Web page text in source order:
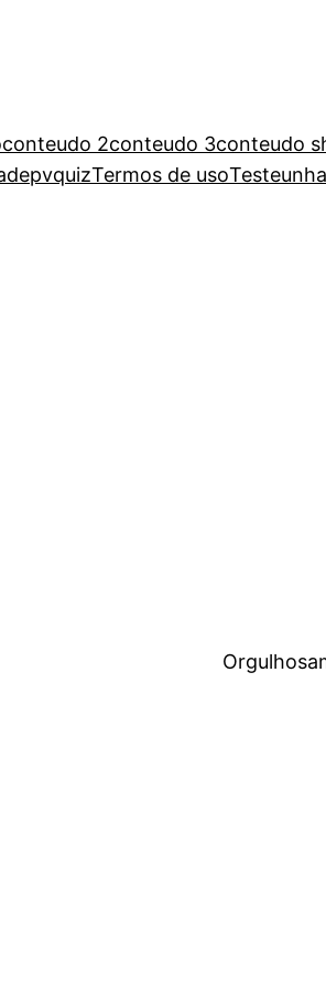
conteudo 2conteudo 3conteudo
pvquizTermos de usoTesteunha